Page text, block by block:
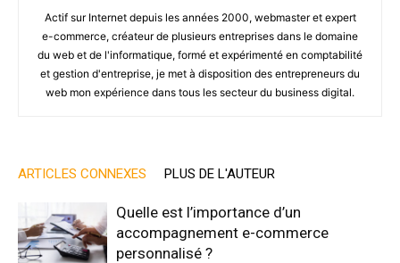
Actif sur Internet depuis les années 2000, webmaster et expert
e-commerce, créateur de plusieurs entreprises dans le domaine
du web et de l'informatique, formé et expérimenté en comptabilité
et gestion d'entreprise, je met à disposition des entrepreneurs du
web mon expérience dans tous les secteur du business digital.
ARTICLES CONNEXES PLUS DE L'AUTEUR
Quelle est l’importance d’un
accompagnement e-commerce
personnalisé ?